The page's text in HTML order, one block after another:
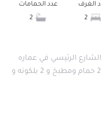
الغرف
عدد الحمامات
الرئيسي في عماره
سكنيه عباره عن 3 قطع ريسيبشن و2 حمام ومطبخ و 2 بلكونه و